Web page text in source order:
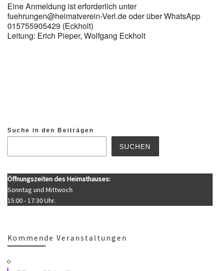
Eine Anmeldung ist erforderlich unter
fuehrungen@heimatverein-Verl.de oder über WhatsApp
015755905429 (Eckholt)
Leitung: Erich Pieper, Wolfgang Eckholt
Suche in den Beiträgen
SUCHEN
Öffnungszeiten des Heimathauses:
Sonntag und Mittwoch
15:00 - 17:30 Uhr.
Kommende Veranstaltungen